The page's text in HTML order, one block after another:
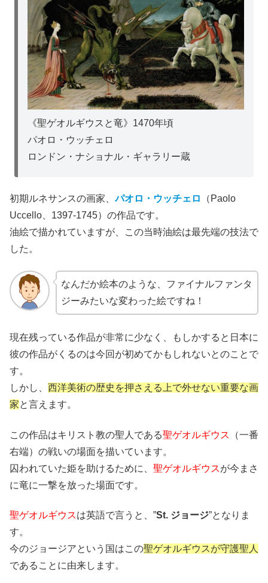
《聖ゲオルギウスと竜》1470年頃
パオロ・ウッチェロ
ロンドン・ナショナル・ギャラリー蔵
初期ルネサンスの画家、パオロ・ウッチェロ
（Paolo
Uccello、1397-1745）の作品です。
油絵で描かれていますが、この当時油絵は最先端の技法で
した。
なんだか絵本のような、ファイナルファンタ
ジーみたいな変わった絵ですね！
現在残っている作品が非常に少なく、もしかすると日本に
彼の作品がくるのは今回が初めてかもしれないとのことで
す。
しかし、 西洋美術の歴史を押さえる上で外せない重要な画
家と言えます。
この作品はキリスト教の聖人である聖ゲオルギウス
（一番
右端）の戦いの場面を描いています。
囚われていた姫を助けるために、 聖ゲオルギウスが今まさ
に竜に一撃を放った場面です。
聖ゲオルギウスは英語で言うと、”St. ジョージ”となりま
す。
今のジョージアという国はこの聖ゲオルギウスが守護聖人
であることに由来します。